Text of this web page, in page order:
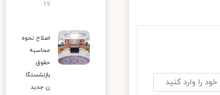
19
اصلاح نحوه
محاسبه
حقوق
بازنشستگا
ن جدید